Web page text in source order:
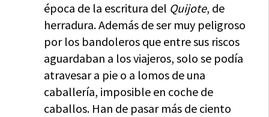
época de la escritura del Quijote, de
herradura. Además de ser muy peligroso
por los bandoleros que entre sus riscos
aguardaban a los viajeros, solo se podía
atravesar a pie o a lomos de una
caballería, imposible en coche de
caballos. Han de pasar más de ciento